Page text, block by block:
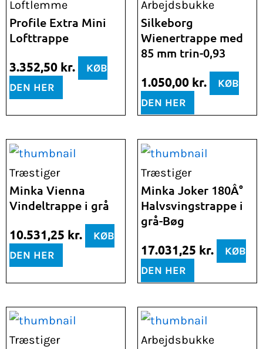
Loftlemme
Profile Extra Mini
Lofttrappe
3.352,50 kr.
KØB
DEN HER
Arbejdsbukke
Silkeborg
Wienertrappe med
85 mm trin-0,93
1.050,00 kr.
KØB
DEN HER
Træstiger
Minka Vienna
Vindeltrappe i grå
10.531,25 kr.
KØB
DEN HER
Træstiger
Minka Joker 180Â°
Halvsvingstrappe i
grå-Bøg
17.031,25 kr.
KØB
DEN HER
Træstiger Arbejdsbukke